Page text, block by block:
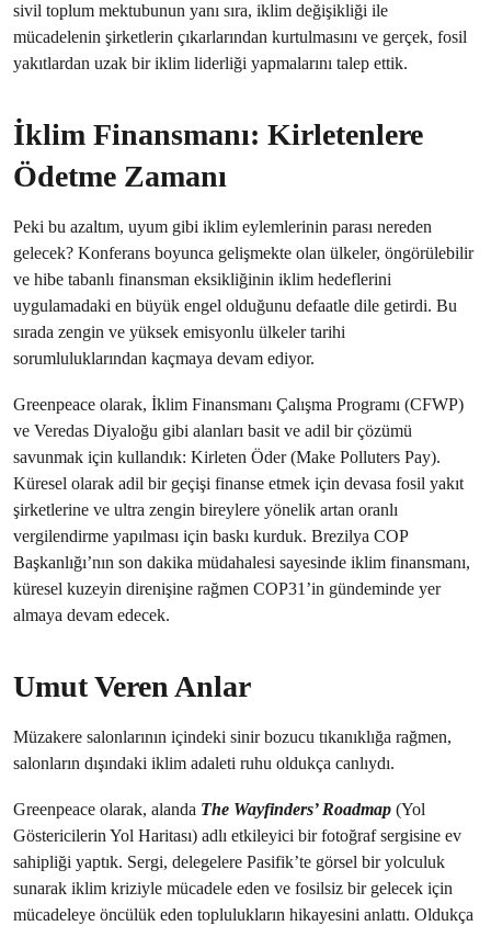
sivil toplum mektubunun yanı sıra, iklim değişikliği ile
mücadelenin şirketlerin çıkarlarından kurtulmasını ve gerçek, fosil
yakıtlardan uzak bir iklim liderliği yapmalarını talep ettik.
İklim Finansmanı: Kirletenlere
Ödetme Zamanı
Peki bu azaltım, uyum gibi iklim eylemlerinin parası nereden
gelecek? Konferans boyunca gelişmekte olan ülkeler, öngörülebilir
ve hibe tabanlı finansman eksikliğinin iklim hedeflerini
uygulamadaki en büyük engel olduğunu defaatle dile getirdi. Bu
sırada zengin ve yüksek emisyonlu ülkeler tarihi
sorumluluklarından kaçmaya devam ediyor.
Greenpeace olarak, İklim Finansmanı Çalışma Programı (CFWP)
ve Veredas Diyaloğu gibi alanları basit ve adil bir çözümü
savunmak için kullandık: Kirleten Öder (Make Polluters Pay).
Küresel olarak adil bir geçişi finanse etmek için devasa fosil yakıt
şirketlerine ve ultra zengin bireylere yönelik artan oranlı
vergilendirme yapılması için baskı kurduk. Brezilya COP
Başkanlığı’nın son dakika müdahalesi sayesinde iklim finansmanı,
küresel kuzeyin direnişine rağmen COP31’in gündeminde yer
almaya devam edecek.
Umut Veren Anlar
Müzakere salonlarının içindeki sinir bozucu tıkanıklığa rağmen,
salonların dışındaki iklim adaleti ruhu oldukça canlıydı.
Greenpeace olarak, alanda The Wayfinders’ Roadmap (Yol
Göstericilerin Yol Haritası) adlı etkileyici bir fotoğraf sergisine ev
sahipliği yaptık. Sergi, delegelere Pasifik’te görsel bir yolculuk
sunarak iklim kriziyle mücadele eden ve fosilsiz bir gelecek için
mücadeleye öncülük eden toplulukların hikayesini anlattı. Oldukça